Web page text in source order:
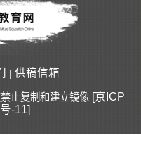
| 供稿信箱
止复制和建立镜像 [京ICP
-11]